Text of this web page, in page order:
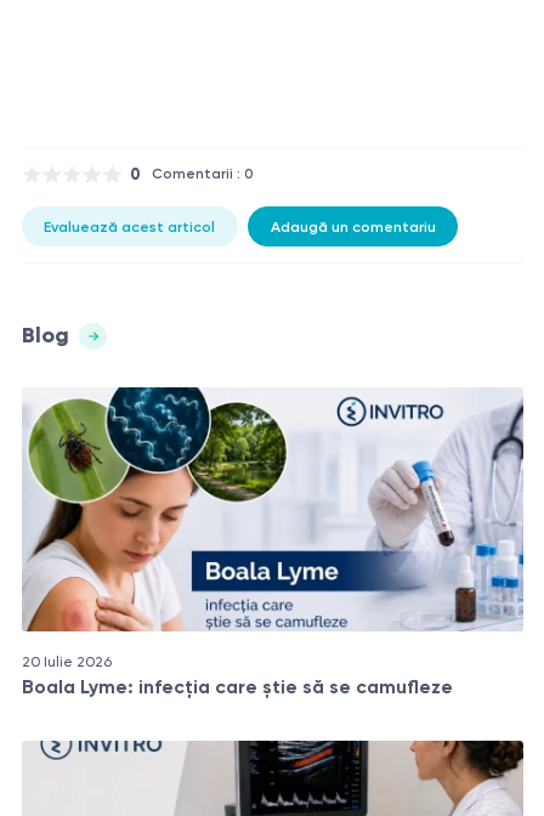
0 Comentarii : 0
Evaluează acest articol Adaugă un comentariu
Blog
20 Iulie 2026
Boala Lyme: infecția care știe să se camufleze